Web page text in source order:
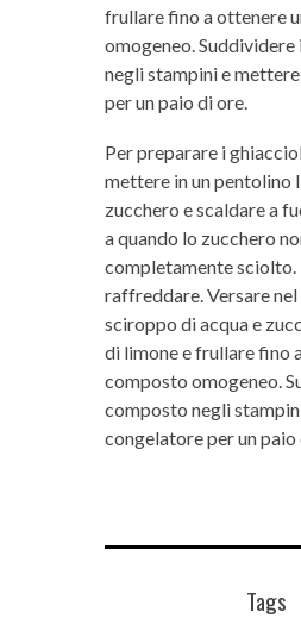
frullare fino a ottenere
omogeneo.
negli stampini e
per un paio di ore.
Per preparare i
mettere in un pentolino
zucchero e scaldare a
a quando lo zucchero
completamente sciolto.
raffreddare. Versare
sciroppo di acqua e
di limone e frullare fino
composto omogeneo.
composto negli
congelatore per un paio
Tags